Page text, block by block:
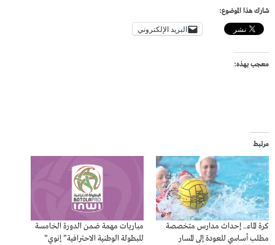
شارك هذا الموضوع:
البريد الإلكتروني
معجب بهذه:
مرتبط
كرة الماء.. إحداث مدارس متخصصة
مطلب أساسي للعودة إلى المسار
مباريات مهمة ضمن الدورة الخامسة
للبطولة الوطنية الاحترافية” إنوي”